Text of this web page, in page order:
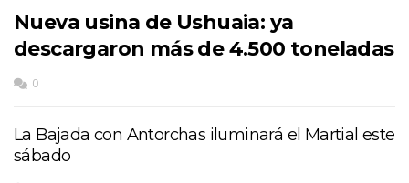
Nueva usina de Ushuaia: ya
descargaron más de 4.500 toneladas
0
La Bajada con Antorchas iluminará el Martial este
sábado